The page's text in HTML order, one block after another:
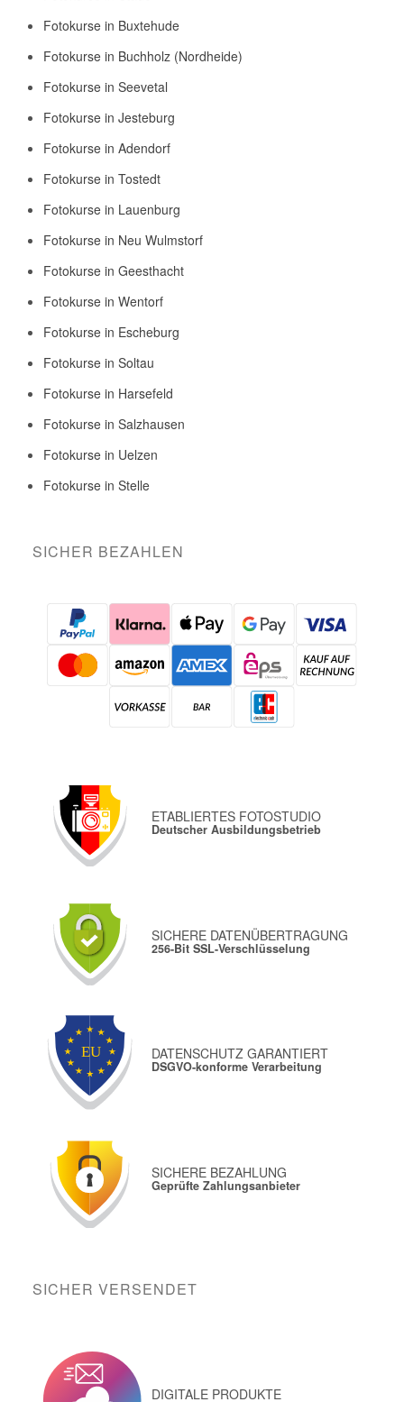
Fotokurse in Buxtehude
Fotokurse in Buchholz (Nordheide)
Fotokurse in Seevetal
Fotokurse in Jesteburg
Fotokurse in Adendorf
Fotokurse in Tostedt
Fotokurse in Lauenburg
Fotokurse in Neu Wulmstorf
Fotokurse in Geesthacht
Fotokurse in Wentorf
Fotokurse in Escheburg
Fotokurse in Soltau
Fotokurse in Harsefeld
Fotokurse in Salzhausen
Fotokurse in Uelzen
Fotokurse in Stelle
SICHER BEZAHLEN
ETABLIERTES FOTOSTUDIO
Deutscher Ausbildungsbetrieb
SICHERE DATENÜBERTRAGUNG
256-Bit SSL-Verschlüsselung
DATENSCHUTZ GARANTIERT
DSGVO-konforme Verarbeitung
SICHERE BEZAHLUNG
Geprüfte Zahlungsanbieter
SICHER VERSENDET
DIGITALE PRODUKTE